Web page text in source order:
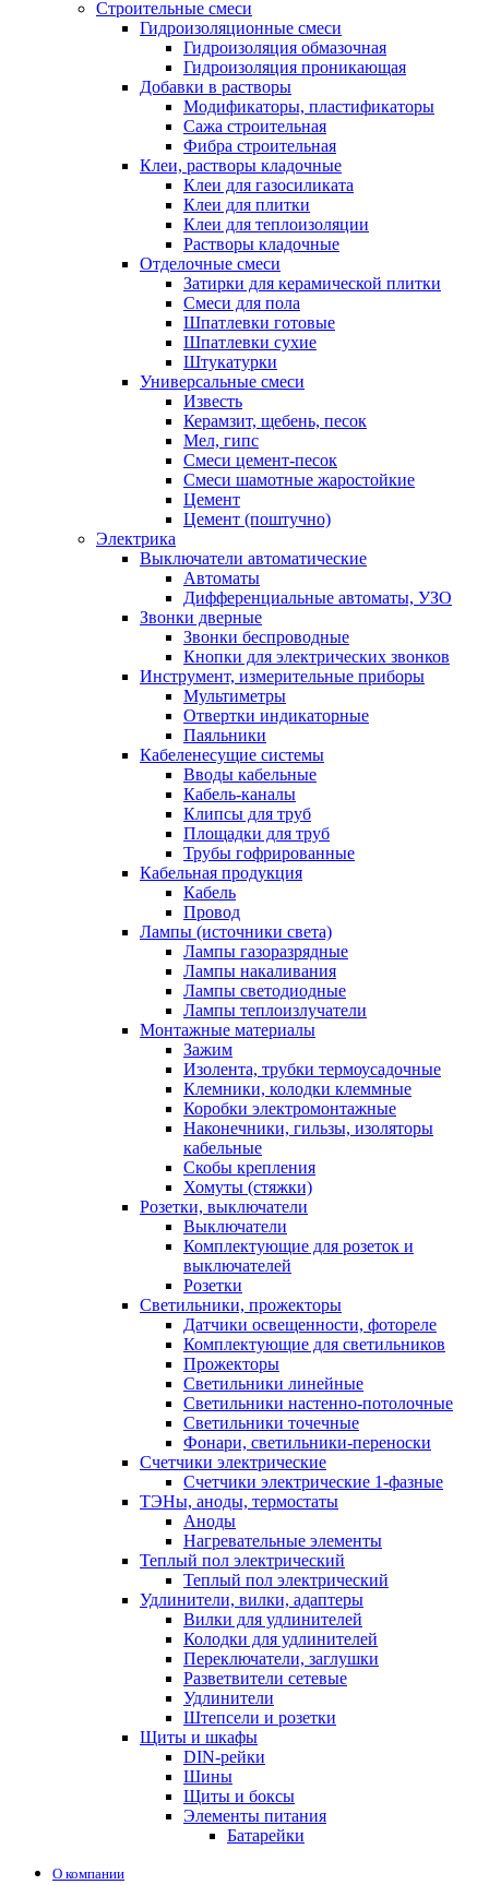
Строительные смеси
Гидроизоляционные смеси
Гидроизоляция обмазочная
Гидроизоляция проникающая
Добавки в растворы
Модификаторы, пластификаторы
Сажа строительная
Фибра строительная
Клеи, растворы кладочные
Клеи для газосиликата
Клеи для плитки
Клеи для теплоизоляции
Растворы кладочные
Отделочные смеси
Затирки для керамической плитки
Смеси для пола
Шпатлевки готовые
Шпатлевки сухие
Штукатурки
Универсальные смеси
Известь
Керамзит, щебень, песок
Мел, гипс
Смеси цемент-песок
Смеси шамотные жаростойкие
Цемент
Цемент (поштучно)
Электрика
Выключатели автоматические
Автоматы
Дифференциальные автоматы, УЗО
Звонки дверные
Звонки беспроводные
Кнопки для электрических звонков
Инструмент, измерительные приборы
Мультиметры
Отвертки индикаторные
Паяльники
Кабеленесущие системы
Вводы кабельные
Кабель-каналы
Клипсы для труб
Площадки для труб
Трубы гофрированные
Кабельная продукция
Кабель
Провод
Лампы (источники света)
Лампы газоразрядные
Лампы накаливания
Лампы светодиодные
Лампы теплоизлучатели
Монтажные материалы
Зажим
Изолента, трубки термоусадочные
Клемники, колодки клеммные
Коробки электромонтажные
Наконечники, гильзы, изоляторы
кабельные
Скобы крепления
Хомуты (стяжки)
Розетки, выключатели
Выключатели
Комплектующие для розеток и
выключателей
Розетки
Светильники, прожекторы
Датчики освещенности, фотореле
Комплектующие для светильников
Прожекторы
Светильники линейные
Светильники настенно-потолочные
Светильники точечные
Фонари, светильники-переноски
Счетчики электрические
Счетчики электрические 1-фазные
ТЭНы, аноды, термостаты
Аноды
Нагревательные элементы
Теплый пол электрический
Теплый пол электрический
Удлинители, вилки, адаптеры
Вилки для удлинителей
Колодки для удлинителей
Переключатели, заглушки
Разветвители сетевые
Удлинители
Штепсели и розетки
Щиты и шкафы
DIN-рейки
Шины
Щиты и боксы
Элементы питания
Батарейки
О компании